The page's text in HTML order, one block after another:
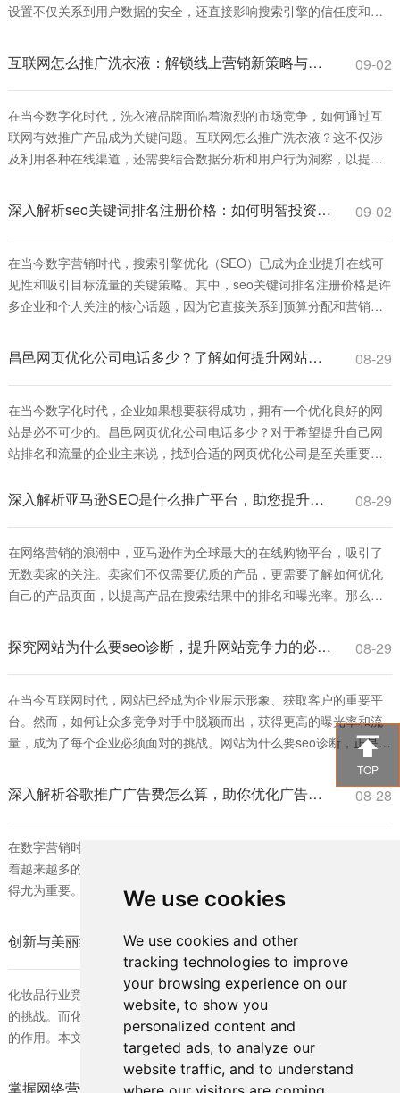
We use cookies
We use cookies and other
tracking technologies to improve
your browsing experience on our
website, to show you
personalized content and
targeted ads, to analyze our
website traffic, and to understand

TOP
设置不仅关系到用户数据的安全，还直接影响搜索引擎的信任度和排
险，从而提升网站的整体性能和用户体验。本文将深入探讨网页优化
的密码怎么设置的最佳实践，帮助您从安全角度
互联网怎么推广洗衣液：解锁线上营销新策略与实战指南 09-02
在当今数字化时代，洗衣液品牌面临着激烈的市场竞争，如何通过互
联网有效推广产品成为关键问题。互联网怎么推广洗衣液？这不仅涉
及利用各种在线渠道，还需要结合数据分析和用户行为洞察，以提升
方法和实战技巧，帮助品牌在线上市场中脱颖而出。 首先，互联网怎
么推广洗衣液的基础是建立一个强大的线上
深入解析seo关键词排名注册价格：如何明智投资并获取高回报 09-02
在当今数字营销时代，搜索引擎优化（SEO）已成为企业提升在线可
见性和吸引目标流量的关键策略。其中，seo关键词排名注册价格是许
多企业和个人关注的核心话题，因为它直接关系到预算分配和营销效
并提升其在搜索引擎结果页面（SERP）中的排名所需支付的费用，这
些费用可能包括服务注册费、
昌邑网页优化公司电话多少？了解如何提升网站排名和流量 08-29
在当今数字化时代，企业如果想要获得成功，拥有一个优化良好的网
站是必不可少的。昌邑网页优化公司电话多少？对于希望提升自己网
站排名和流量的企业主来说，找到合适的网页优化公司是至关重要
页优化服务。 首先，网页优化是指通过一系列技术手段和策略，使得
深入解析亚马逊SEO是什么推广平台，助您提升产品曝光率 08-29
在网络营销的浪潮中，亚马逊作为全球最大的在线购物平台，吸引了
无数卖家的关注。卖家们不仅需要优质的产品，更需要了解如何优化
自己的产品页面，以提高产品在搜索结果中的排名和曝光率。那么，
念及其在推广中的重要性。 首先，我们来了解什么是亚马逊SEO。
SEO（Search Engine Optimization）即搜索引擎优化，是一种通过
探究网站为什么要seo诊断，提升网站竞争力的必由之路 08-29
在当今互联网时代，网站已经成为企业展示形象、获取客户的重要平
台。然而，如何让众多竞争对手中脱颖而出，获得更高的曝光率和流
量，成为了每个企业必须面对的挑战。网站为什么要seo诊断，正是为
了解决这一问题。SEO（搜索引擎优化）诊断能够帮助网站发现自身
存在的问题，从而进行针对性的改进，提高在搜索引擎中的排名。 首
先，网站为什么要seo诊断，可以帮助企业了解当前的SEO状态。通过
对网站进行全面的分析
深入解析谷歌推广广告费怎么算，助你优化广告预算策略 08-28
在数字营销时代，谷歌广告已成为许多企业不可或缺的推广工具。随
着越来越多的商家投入到这一平台，理解谷歌推广广告费怎么算便显
得尤为重要。对于希望在竞争激烈的市场中脱颖而出的企业而言，合
理的广告费用预算是确保营销效果的关键。 首先，我们需要明确谷歌
广告的收费模式。谷歌推广主要基于“每次点击费用”（CPC）进行计
费。也就是说，每当用户点击投放的广告时，商家需要支付一定的费
用。广告费的具体计算不仅与行
化妆品行业竞争激烈，如何在众多品牌中脱颖而出成为各大公司面临
的挑战。而化妆品外包装作为品牌形象的重要体现，发挥着不可忽视
的作用。本文将深入探讨化妆品外包装如何宣传推广以及有效的策
略，帮助品牌提升市场竞争力。 首先，化妆品外包装的重要性不言而
喻。它不仅保护产品，还有助于提升产品形象和用户体验。消费者通
掌握网络营销的核心技巧：怎么样快速了解SEO的最佳方法